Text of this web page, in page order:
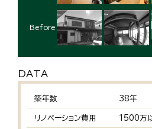
Before
DATA
築年数 38年
リノベーション費用 1500万